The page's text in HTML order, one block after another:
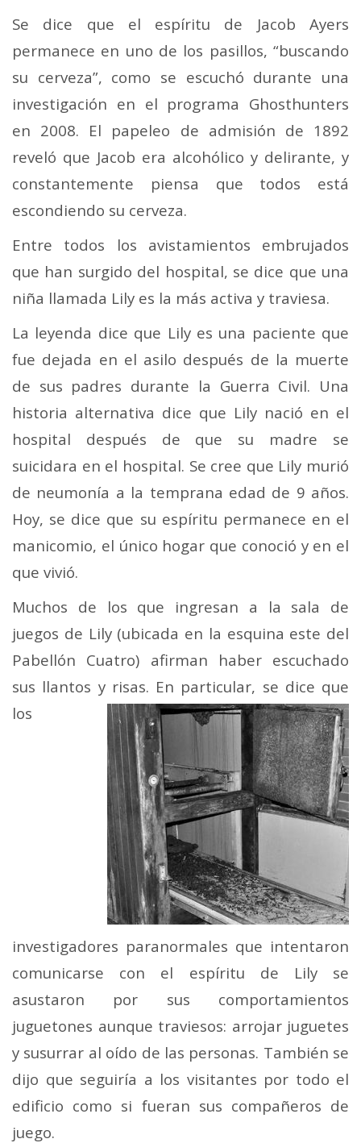
Se dice que el espíritu de Jacob Ayers
permanece en uno de los pasillos, “buscando
su cerveza”, como se escuchó durante una
investigación en el programa Ghosthunters
en 2008. El papeleo de admisión de 1892
reveló que Jacob era alcohólico y delirante, y
constantemente piensa que todos está
escondiendo su cerveza.
Entre todos los avistamientos embrujados
que han surgido del hospital, se dice que una
niña llamada Lily es la más activa y traviesa.
La leyenda dice que Lily es una paciente que
fue dejada en el asilo después de la muerte
de sus padres durante la Guerra Civil. Una
historia alternativa dice que Lily nació en el
hospital después de que su madre se
suicidara en el hospital. Se cree que Lily murió
de neumonía a la temprana edad de 9 años.
Hoy, se dice que su espíritu permanece en el
manicomio, el único hogar que conoció y en el
que vivió.
Muchos de los que ingresan a la sala de
juegos de Lily (ubicada en la esquina este del
Pabellón Cuatro) afirman haber escuchado
sus llantos y risas. En particular, se dice que
los
investigadores paranormales que intentaron
comunicarse con el espíritu de Lily se
asustaron por sus comportamientos
juguetones aunque traviesos: arrojar juguetes
y susurrar al oído de las personas. También se
dijo que seguiría a los visitantes por todo el
edificio como si fueran sus compañeros de
juego.